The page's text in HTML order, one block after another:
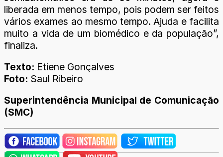
liberada em menos tempo, pois podem ser feitos
vários exames ao mesmo tempo. Ajuda e facilita
muito a vida de um biomédico e da população”,
finaliza.
Texto: Etiene Gonçalves
Foto: Saul Ribeiro
Superintendência Municipal de Comunicação
(SMC)